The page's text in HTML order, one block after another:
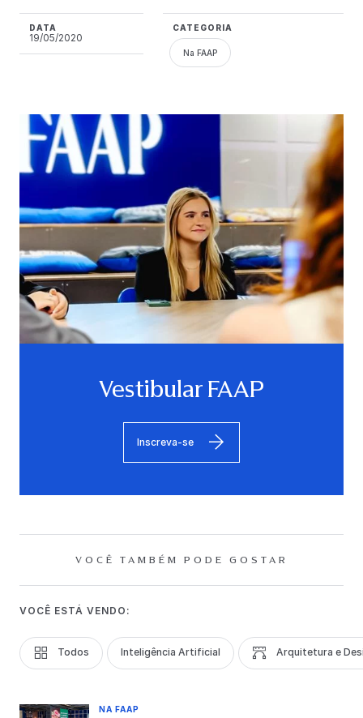
DATA
19/05/2020
CATEGORIA
Na FAAP
Vestibular FAAP
Inscreva-se
VOCÊ TAMBÉM PODE GOSTAR
VOCÊ ESTÁ VENDO:
Todos Inteligência Artificial Arquitetura e
NA FAAP